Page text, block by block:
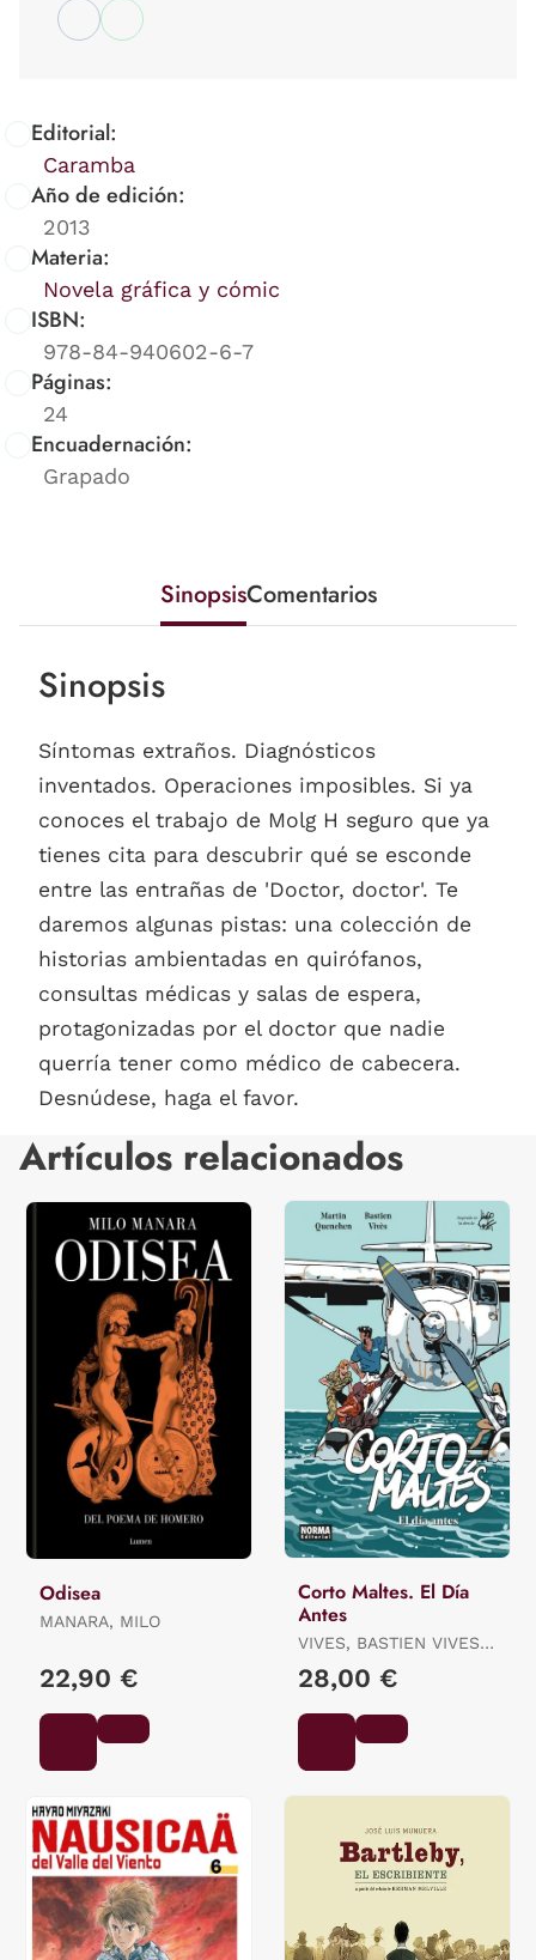
Editorial:
Caramba
Año de edición:
2013
Materia:
Novela gráfica y cómic
ISBN:
978-84-940602-6-7
Páginas:
24
Encuadernación:
Grapado
SinopsisComentarios
Sinopsis
Síntomas extraños. Diagnósticos
inventados. Operaciones imposibles. Si ya
conoces el trabajo de Molg H seguro que ya
tienes cita para descubrir qué se esconde
entre las entrañas de 'Doctor, doctor'. Te
daremos algunas pistas: una colección de
historias ambientadas en quirófanos,
consultas médicas y salas de espera,
protagonizadas por el doctor que nadie
querría tener como médico de cabecera.
Desnúdese, haga el favor.
Artículos relacionados
Odisea
MANARA, MILO
22,90 €
Corto Maltes. El Día
Antes
VIVES, BASTIEN VIVES /
28,00 €